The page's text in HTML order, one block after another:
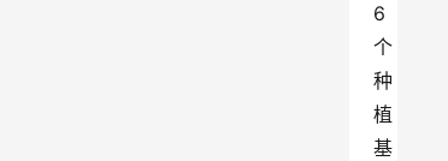
6
个
种
植
基